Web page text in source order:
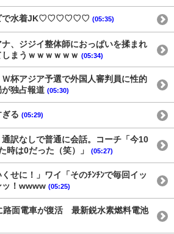
ビで水着JK♡♡♡♡♡♡ (05:35)
ナ、ジジイ整体師におっぱいを揉まれ
まうｗｗｗｗｗｗ (05:34)
杯アジア予選で外国人審判員に性的
独占報道 (05:30)
る (05:29)
訳なしで普通に会話。コーチ「今10
時は0だった（笑）」
(05:27)
せに！」ワイ「そのﾁﾝﾁﾝで毎回イッ
ッ！wwww (05:25)
路面電車が復活 最新鋭水素燃料電池